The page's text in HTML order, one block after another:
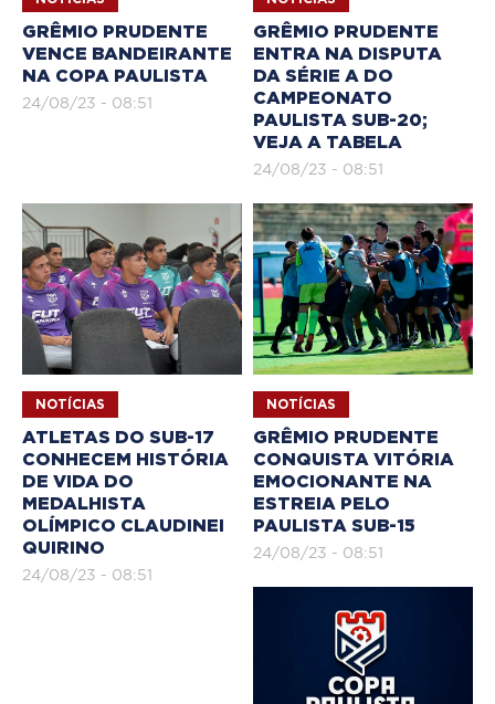
GRÊMIO PRUDENTE
VENCE BANDEIRANTE
NA COPA PAULISTA
24/08/23 - 08:51
GRÊMIO PRUDENTE
ENTRA NA DISPUTA
DA SÉRIE A DO
CAMPEONATO
PAULISTA SUB-20;
VEJA A TABELA
24/08/23 - 08:51
NOTÍCIAS
ATLETAS DO SUB-17
CONHECEM HISTÓRIA
DE VIDA DO
MEDALHISTA
OLÍMPICO CLAUDINEI
QUIRINO
24/08/23 - 08:51
NOTÍCIAS
GRÊMIO PRUDENTE
CONQUISTA VITÓRIA
EMOCIONANTE NA
ESTREIA PELO
PAULISTA SUB-15
24/08/23 - 08:51